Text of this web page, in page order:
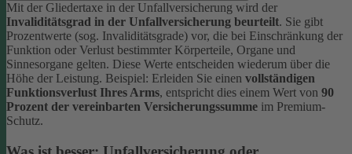
Mit der Gliedertaxe in der Unfallversicherung wird der
Invaliditätsgrad in der Unfallversicherung beurteilt. Sie gibt
Prozentwerte (sog. Invaliditätsgrade) vor, die bei Einschränkung der
Funktion oder Verlust bestimmter Körperteile, Organe und
Sinnesorgane gelten. Diese Werte entscheiden wiederum über die
Höhe der Leistung. Beispiel: Erleiden Sie einen vollständigen
Funktionsverlust Ihres Arms, entspricht dies einem Wert von 90
Prozent der vereinbarten Versicherungssumme im Premium-
Schutz.